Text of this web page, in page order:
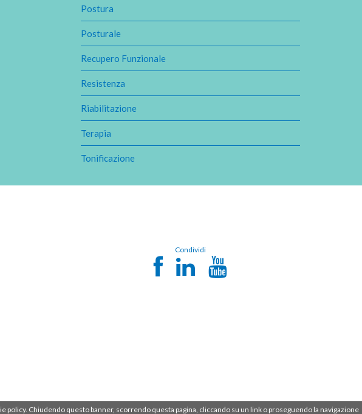
Postura
Posturale
Recupero Funzionale
Resistenza
Riabilitazione
Terapia
Tonificazione
Condividi
Chiudendo questo banner, scorrendo questa pagina, cliccando su un link o proseguendo la navigazione